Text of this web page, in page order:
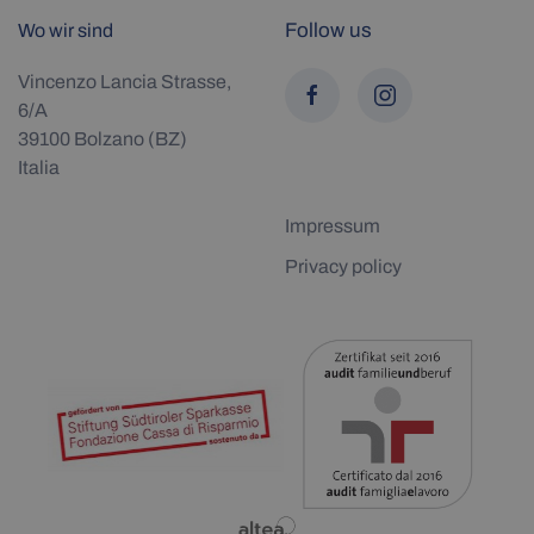
Wo wir sind
Vincenzo Lancia Strasse,
6/A
39100 Bolzano (BZ)
Italia
Follow us
Impressum
Privacy policy